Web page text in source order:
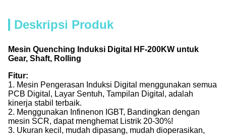
Deskripsi Produk
Mesin Quenching Induksi Digital HF-200KW untuk
Gear, Shaft, Rolling
Fitur:
1. Mesin Pengerasan Induksi Digital menggunakan semua
PCB Digital, Layar Sentuh, Tampilan Digital, adalah
kinerja stabil terbaik.
2. Menggunakan Infinenon IGBT, Bandingkan dengan
mesin SCR, dapat menghemat Listrik 20-30%!
3. Ukuran kecil, mudah dipasang, mudah dioperasikan,